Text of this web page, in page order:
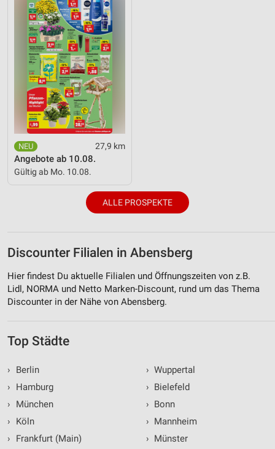
27,9 km
Angebote ab 10.08.
Gültig ab Mo. 10.08.
ALLE PROSPEKTE
Discounter Filialen in Abensberg
Hier findest Du aktuelle Filialen und Öffnungszeiten von z.B.
Lidl, NORMA und Netto Marken-Discount, rund um das Thema
Discounter in der Nähe von Abensberg.
Top Städte
›
Berlin
›
Hamburg
›
München
›
Köln
›
Frankfurt (Main)
› Wuppertal
› Bielefeld
› Bonn
› Mannheim
› Münster